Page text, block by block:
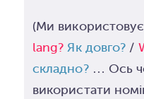
(Ми
lang? Як довго? /
складно?… Ось
використати